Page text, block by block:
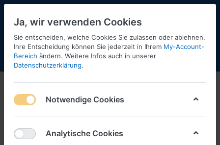
Menü Anmelden Shopaktualisierung
LKW 1:50
(bedruckt)
Ja, wir verwenden Cookies
Sie entscheiden, welche Cookies Sie zulassen oder ablehnen.
Ihre Entscheidung können Sie jederzeit in Ihrem My-Account-
Bereich ändern. Weitere Infos auch in unserer
Datenschutzerklärung.
Notwendige Cookies
Analytische Cookies